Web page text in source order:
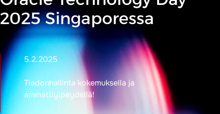
2025 Singaporessa
5.2.2025
Tiedonhallinta kokemuksella ja
ammattiylpeydellä!